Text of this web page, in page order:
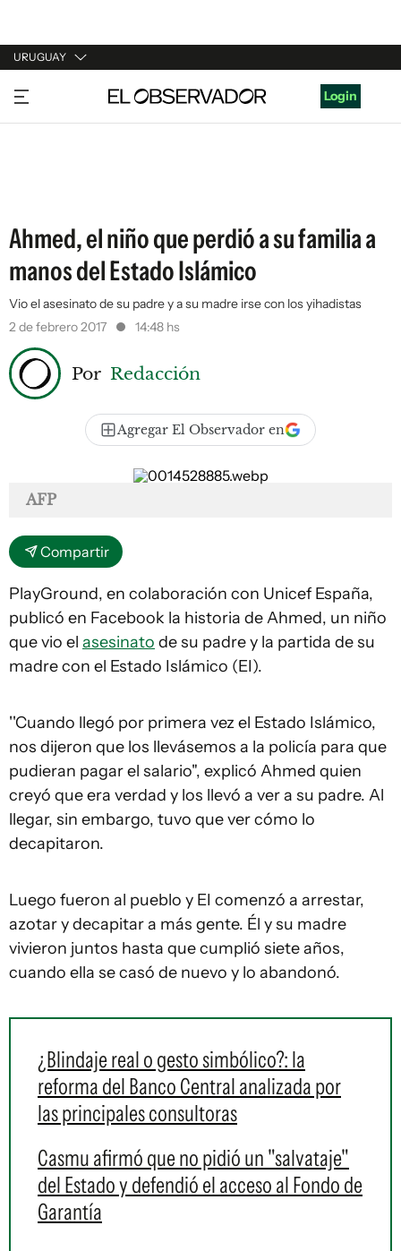
URUGUAY
URUGUAY
ARGENTINA
Login
Ahmed, el niño que perdió a su familia a
manos del Estado Islámico
Vio el asesinato de su padre y a su madre irse con los yihadistas
2 de febrero 2017
14:48 hs
Por Redacción
Agregar El Observador en
AFP
Compartir
PlayGround, en colaboración con Unicef España,
publicó en Facebook la historia de Ahmed, un niño
que vio el asesinato de su padre y la partida de su
madre con el Estado Islámico (EI).
''Cuando llegó por primera vez el Estado Islámico,
nos dijeron que los llevásemos a la policía para que
pudieran pagar el salario", explicó Ahmed quien
creyó que era verdad y los llevó a ver a su padre. Al
llegar, sin embargo, tuvo que ver cómo lo
decapitaron.
Luego fueron al pueblo y EI comenzó a arrestar,
azotar y decapitar a más gente. Él y su madre
vivieron juntos hasta que cumplió siete años,
cuando ella se casó de nuevo y lo abandonó.
¿Blindaje real o gesto simbólico?: la
reforma del Banco Central analizada por
las principales consultoras
Casmu afirmó que no pidió un "salvataje"
del Estado y defendió el acceso al Fondo de
Garantía